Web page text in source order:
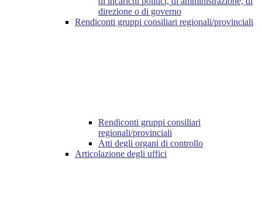
direzione o di governo
Rendiconti gruppi consiliari regionali/provinciali
Rendiconti gruppi consiliari
regionali/provinciali
Atti degli organi di controllo
Articolazione degli uffici